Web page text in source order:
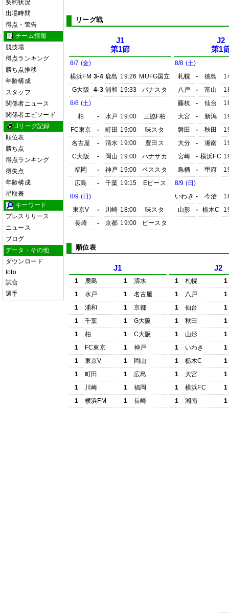
契約状況
出場時間
得点・警告
チーム情報
競技場
得点ランキング
勝ち点推移
年齢構成
スタッフ
関係者ニュース
関係者エピソード
Jリーグ記録
順位表
勝ち点
得点ランキング
得失点
年齢構成
星取表
キーワード
プレスリリース
ニュース
ブログ
データ・その他
ダウンロード
toto
試合
選手
リーグ戦
J1
第1節
8/7 (金)
横浜FM 3-4 鹿島 19:26 MUFG国立
G大阪
4-3 浦和 19:33
パナスタ
8/8 (土)
柏
- 水戸 19:00
三協F柏
FC東京
- 町田 19:00
味スタ
名古屋
- 清水 19:00
豊田ス
C大阪
- 岡山 19:00
ハナサカ
福岡
- 神戸 19:00
ベススタ
広島
- 千葉 19:15
Eピース
8/9 (日)
東京V
- 川崎 18:00
味スタ
長崎
- 京都 19:00 ピースタ
J2
第1
8/8 (土)
札幌
- 徳島
八戸
- 富山
藤枝
- 仙台
大宮
- 新潟
磐田
- 秋田
大分
- 湘南
宮崎
- 横浜FC
鳥栖
- 甲府
8/9 (日)
いわき - 今治
山形
- 栃木C
順位表
J1
1 鹿島 1
清水
1
水戸 1
名古屋
1
浦和 1
京都
1
千葉 1
G大阪
1
柏 1
C大阪
1
FC東京 1
神戸
1
東京V 1
岡山
1
町田 1
広島
1
川崎 1
福岡
1
横浜FM 1 長崎
J2
1 札幌
1
1
八戸
1
1
仙台
1
1
秋田
1
1
山形
1
1
いわき
1
1
栃木C
1
1
大宮
1
1
横浜FC
1
1
湘南 1